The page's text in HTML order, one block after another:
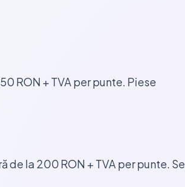
RON + TVA per punte. Piese
de la 200 RON + TVA per punte. Se